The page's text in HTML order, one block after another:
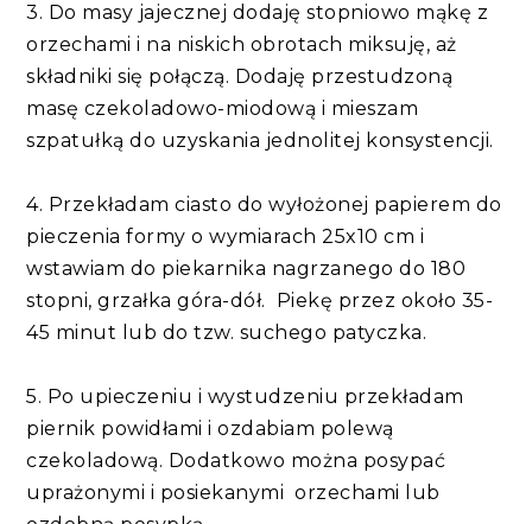
3. Do masy jajecznej dodaję stopniowo mąkę z
orzechami i na niskich obrotach miksuję, aż
składniki się połączą. Dodaję przestudzoną
masę czekoladowo-miodową i mieszam
szpatułką do uzyskania jednolitej konsystencji.
4. Przekładam ciasto do wyłożonej papierem do
pieczenia formy o wymiarach 25x10 cm i
wstawiam do piekarnika nagrzanego do 180
stopni, grzałka góra-dół. Piekę przez około 35-
45 minut lub do tzw. suchego patyczka.
5. Po upieczeniu i wystudzeniu przekładam
piernik powidłami i ozdabiam polewą
czekoladową. Dodatkowo można posypać
uprażonymi i posiekanymi orzechami lub